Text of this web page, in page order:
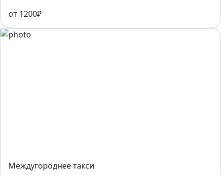
от 1200₽
Междугороднее такси